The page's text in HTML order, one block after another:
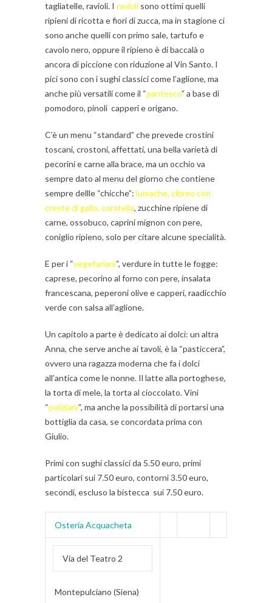
tagliatelle, ravioli. I ravioli sono ottimi quelli
ripieni di ricotta e fiori di zucca, ma in stagione ci
sono anche quelli con primo sale, tartufo e
cavolo nero, oppure il ripieno è di baccalà o
ancora di piccione con riduzione al Vin Santo. I
pici sono con i sughi classici come l’aglione, ma
anche più versatili come il “pantesco” a base di
pomodoro, pinoli capperi e origano.
C’è un menu “standard” che prevede crostini
toscani, crostoni, affettati, una bella varietà di
pecorini e carne alla brace, ma un occhio va
sempre dato al menu del giorno che contiene
sempre dellle “chicche”: lumache, cibreo con
creste di gallo, coratella, zucchine ripiene di
carne, ossobuco, caprini mignon con pere,
coniglio ripieno, solo per citare alcune specialità.
E per i “vegetariani“, verdure in tutte le fogge:
caprese, pecorino al forno con pere, insalata
francescana, peperoni olive e capperi, raadicchio
verde con salsa all’aglione.
Un capitolo a parte è dedicato ai dolci: un altra
Anna, che serve anche ai tavoli, è la “pasticcera”,
ovvero una ragazza moderna che fa i dolci
all’antica come le nonne. Il latte alla portoghese,
la torta di mele, la torta al cioccolato. Vini
“poliziani“, ma anche la possibilità di portarsi una
bottiglia da casa, se concordata prima con
Giulio.
Primi con sughi classici da 5.50 euro, primi
particolari sui 7.50 euro, contorni 3.50 euro,
secondi, escluso la bistecca sui 7.50 euro.
Osteria Acquacheta
Via del Teatro 2
Montepulciano (Siena)